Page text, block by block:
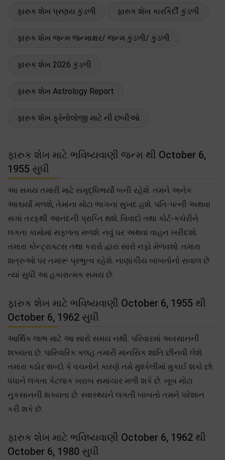
ફારુક શેખ પ્રણય કુંડળી ફારુક શેખ કારકિર્દી કુંડળી
ફારુક શેખ જન્મ જન્માક્ષર/ જન્મ કુંડળી/ કુંડળી
ફારુક શેખ 2026 કુંડળી
ફારુક શેખ Astrology Report
ફારુક શેખ ફ્રેનોલોજી માટે ની છબીઓ
ફારુક શેખ માટે ભવિષ્યવાણી જન્મ થી October 6,
1955 સુધી
આ સમય તમારી માટે સમૃદ્ધિભર્યો બની રહેશે. તમને અનેક
આશ્ચર્યો મળશે, તેમાંના મોટા ભાગના સુખદ હશે. પતિ-પત્ની અથવા
સગાં તરફથી આનંદની પ્રાપ્તિ થશે. વિવાદો તથા કોર્ટ-કચેરીને
લગતા કામોમાં સફળતા મળશે. નવું ઘર અથવા વાહન ખરીદશો.
તમારા કોન્ટ્રાક્ટસ તથા કરારો દ્વારા સારો નફો મેળવશો. તમારા
શત્રુઓ પર તમારૂં પ્રભુત્વ રહેશે. નાણાંકીય બાબતોનો સવાલ છે
ત્યાં સુધી આ હકારાત્મક સમય છે.
ફારુક શેખ માટે ભવિષ્યવાણી October 6, 1955 થી
October 6, 1962 સુધી
આર્થિક લાભ માટે આ સારો સમય નથી. પરિવારમાં અવસાનની
શક્યતા છે. પારિવારિક કલહ તમારી માનસિક શાંતિ છીનવી લેશે.
તમારા કઠોર શબ્દો કે વચનોને કારણે તમે મુશ્કેલીમાં મુકાઈ શકો છો.
ધંધાને લગતા કેટલાક ખરાબ સમાચાર મળી શકે છે. ખૂબ મોટા
નુકસાનની શક્યતા છે. સ્વાસ્થ્યને લગતી બાબતો તમને પરેશાન
કરી શકે છે.
ફારુક શેખ માટે ભવિષ્યવાણી October 6, 1962 થી
October 6, 1980 સુધી